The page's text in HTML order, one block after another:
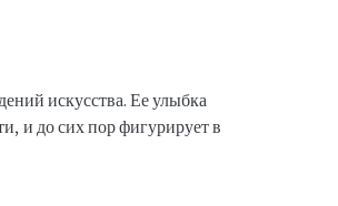
искусства. Ее улыбка
и до сих пор фигурирует в